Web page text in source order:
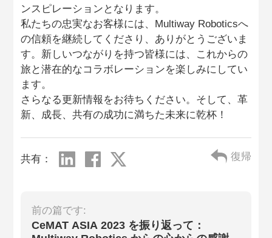
ンスピレーションとなります。
私たちの忠実なお客様には、Multiway Roboticsへ
の信頼を継続してくださり、ありがとうございま
す。新しいつながりを持つ皆様には、これからの
旅と潜在的なコラボレーションを楽しみにしてい
ます。
さらなる更新情報をお待ちください。そして、革
新、成長、共有の成功に満ちた未来に乾杯！
共有： 復帰
前の篇です:
CeMAT ASIA 2023 を振り返って：